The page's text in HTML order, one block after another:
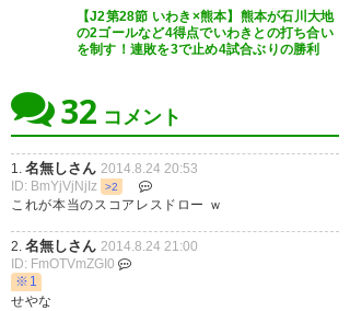
【J2第28節 いわき×熊本】熊本が石川大地
の2ゴールなど4得点でいわきとの打ち合い
を制す！連敗を3で止め4試合ぶりの勝利
32 コメント
1. 名無しさん 2014.8.24 20:53
ID: BmYjVjNjIz
>2
これが本当のスコアレスドロー ｗ
2. 名無しさん 2014.8.24 21:00
ID: FmOTVmZGI0
※1
せやな